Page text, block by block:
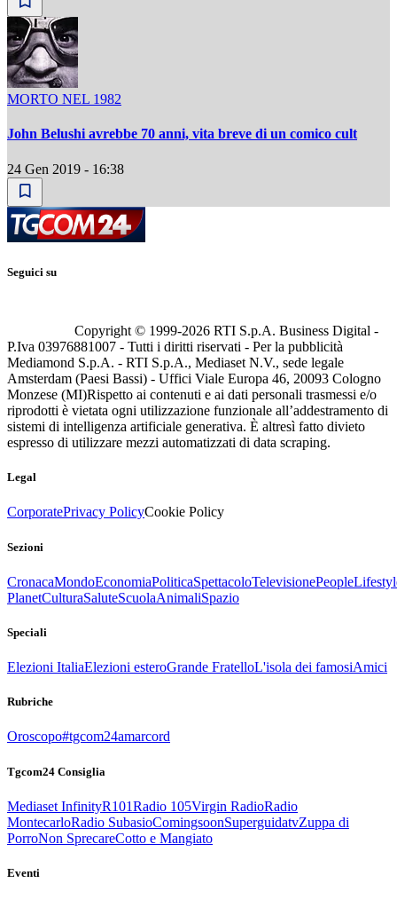
MORTO NEL 1982
John Belushi avrebbe 70 anni, vita breve di un comico cult
24 Gen 2019 - 16:38
Seguici su
Copyright © 1999-2026 RTI S.p.A. Business Digital -
P.Iva 03976881007 - Tutti i diritti riservati - Per la pubblicità
Mediamond S.p.A. - RTI S.p.A., Mediaset N.V., sede legale
Amsterdam (Paesi Bassi) - Uffici Viale Europa 46, 20093 Cologno
Monzese (MI)Rispetto ai contenuti e ai dati personali trasmessi e/o
riprodotti è vietata ogni utilizzazione funzionale all’addestramento di
sistemi di intelligenza artificiale generativa. È altresì fatto divieto
espresso di utilizzare mezzi automatizzati di data scraping.
Legal
CorporatePrivacy PolicyCookie Policy
Sezioni
CronacaMondoEconomiaPoliticaSpettacoloTelevisionePeople
PlanetCulturaSaluteScuolaAnimaliSpazio
Speciali
Elezioni ItaliaElezioni esteroGrande FratelloL'isola dei famosiAmici
Rubriche
Oroscopo#tgcom24amarcord
Tgcom24 Consiglia
Mediaset InfinityR101Radio 105Virgin RadioRadio
MontecarloRadio SubasioComingsoonSuperguidatvZuppa di
PorroNon SprecareCotto e Mangiato
Eventi